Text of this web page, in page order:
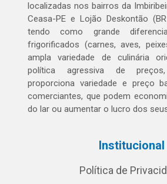
localizadas nos bairros da
Ceasa-PE e Lojão Deskontão
tendo como grande
frigorificados (carnes, aves,
ampla variedade de culinária
política agressiva de
proporciona variedade e preço
comerciantes, que podem
do lar ou aumentar o lucro dos
Institucional
Política de